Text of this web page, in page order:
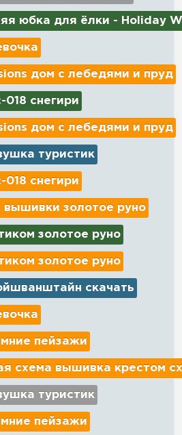
юбка для ёлки - Holiday
дом с лебедями и пруд
018 снегири
дом с лебедями и пруд
туристик
018 снегири
вышивки золотое руно
золотое руно
золотое руно
скачать
пейзажи
схема вышивка крестом
туристик
пейзажи